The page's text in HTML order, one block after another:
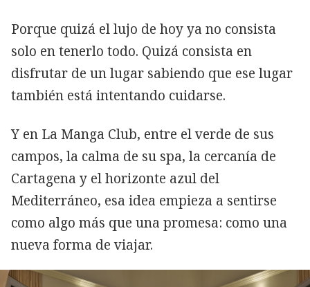
Porque quizá el lujo de hoy ya no consista
solo en tenerlo todo. Quizá consista en
disfrutar de un lugar sabiendo que ese lugar
también está intentando cuidarse.
Y en La Manga Club, entre el verde de sus
campos, la calma de su spa, la cercanía de
Cartagena y el horizonte azul del
Mediterráneo, esa idea empieza a sentirse
como algo más que una promesa: como una
nueva forma de viajar.